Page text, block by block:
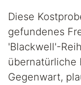
Diese
gefundenes
'Blackwell'-
übernatürliche
Gegenwart,